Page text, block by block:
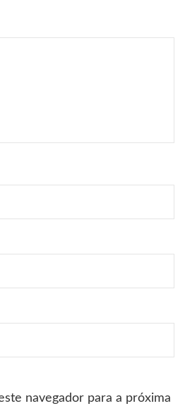
navegador para a próxima